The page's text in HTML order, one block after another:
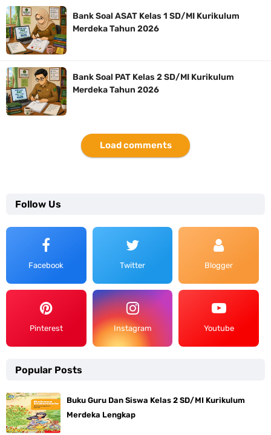
Bank Soal ASAT Kelas 1 SD/MI Kurikulum
Merdeka Tahun 2026
Bank Soal PAT Kelas 2 SD/MI Kurikulum
Merdeka Tahun 2026
Load comments
Follow Us
Facebook Twitter Blogger
Pinterest Instagram Youtube
Popular Posts
Buku Guru Dan Siswa Kelas 2 SD/MI Kurikulum
Merdeka Lengkap